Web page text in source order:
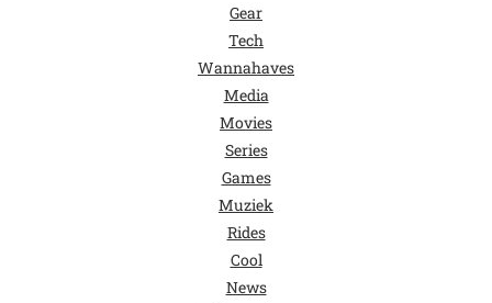
Gear
Tech
Wannahaves
Media
Movies
Series
Games
Muziek
Rides
Cool
News